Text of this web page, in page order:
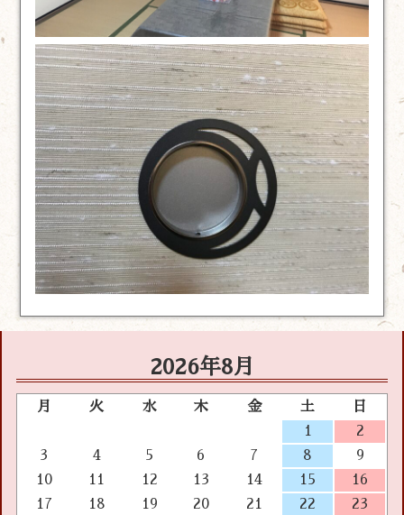
2026年8月
月 火 水 木 金 土
日
1
2
3
4 5 6 7 8
9
10
11 12 13 14 15
16
17
18 19 20 21 22
23